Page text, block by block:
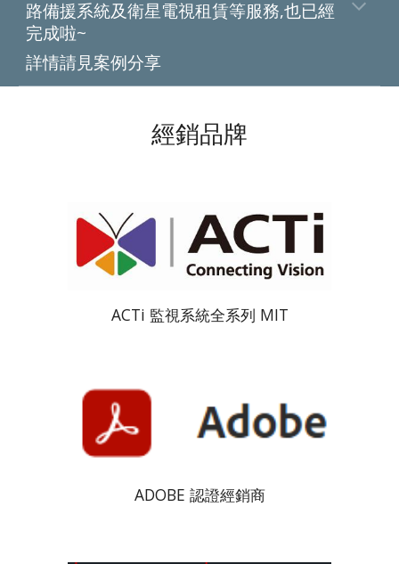
路備援系統及衛星電視租賃等服務,也已經
完成啦~
詳情請見案例分享
經銷品牌
ACTi 監視系統全系列 MIT
ADOBE 認證經銷商